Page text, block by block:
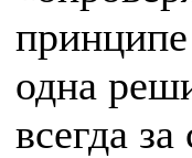
одна
всегда